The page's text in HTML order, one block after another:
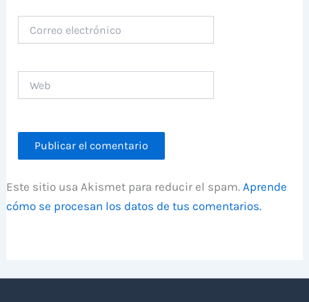
electrónico
Este sitio usa Akismet para reducir el spam.Aprende
cómo se procesan los datos de tus comentarios.